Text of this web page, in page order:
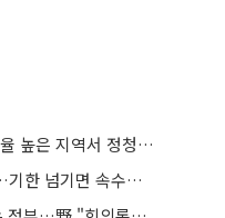
순회경선 시도별 뜯어보니…투표율 높은 지역서 정청래 강세
경찰 수사 기다리다 피의자 석방…기한 넘기면 속수무책